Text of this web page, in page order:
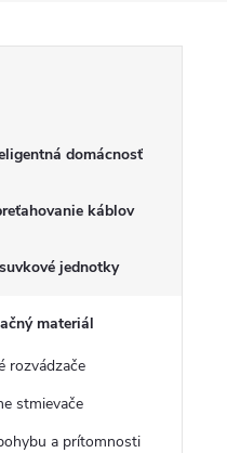
domácnosť
káblov
jednotky
materiál
rozvádzače
stmievače
a prítomnosti